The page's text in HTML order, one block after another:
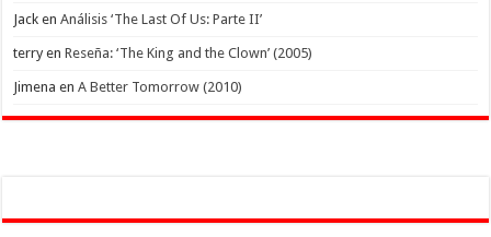
Jack enAnálisis ‘The Last Of Us: Parte II’
terryenReseña: ‘The King and the Clown’ (2005)
Jimena enA Better Tomorrow (2010)